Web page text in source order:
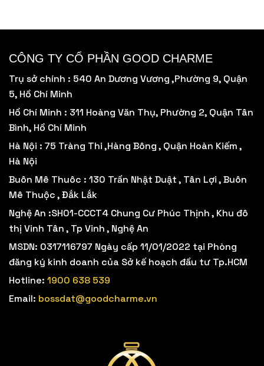
CÔNG TY CỔ PHẦN GOOD CHARME
Trụ sở chính : 540 An Dương Vương ,Phường 9, Quận
5, Hồ Chí Minh
Hồ Chí Minh : 311 Hoàng Văn Thụ, Phường 2, Quận Tân
Bình, Hồ Chí Minh
Hà Nội : 75 Tràng Thi ,Hàng Bông , Quận Hoàn Kiếm ,
Hà Nội
Buôn Mê Thuôc : 130 Trần Nhật Duật , Tân Lợi , Buôn
Mê Thuộc , Đắk Lắk
Nghệ An :SH01-CCCT4 Chung Cư Phúc Thịnh , Khu đô
thị Vinh Tân , Tp Vinh , Nghệ An
MSDN: 0317116797 Ngày cấp 11/01/2022 tại Phòng
đăng ký kinh doanh của Sở kế hoạch đầu tư Tp.HCM
Hotline: 1900 638 539
Email: bossdat@goodcharme.vn